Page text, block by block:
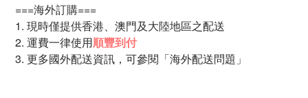
===海外訂購===
1. 現時僅提供香港、澳門及大陸地區之配送
2. 運費一律使用順豐到付
3. 更多國外配送資訊，可參閱 「海外配送問題」